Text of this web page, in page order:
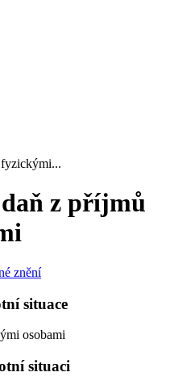
fyzickými...
z příjmů
znění
situace
osobami
situaci